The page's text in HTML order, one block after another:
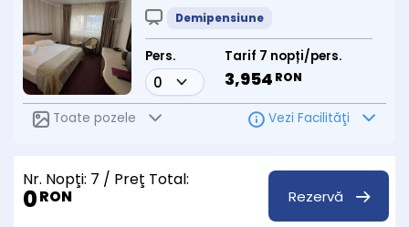
Demipensiune
Pers. Tarif 7 nopți/pers.
3,954 RON
Toate pozele Vezi Facilităţi
Nr. Nopţi: 7 / Preţ Total:
0RON Rezervă